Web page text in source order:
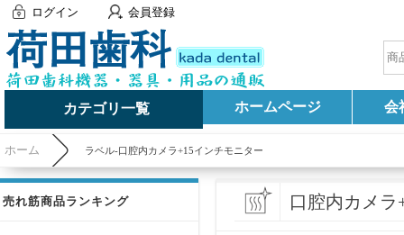
ログイン 会員登録
カテゴリ一覧 ホームページ 会
ホーム ラベル-口腔内カメラ+15インチモニター
売れ筋商品ランキング 口腔内カメラ